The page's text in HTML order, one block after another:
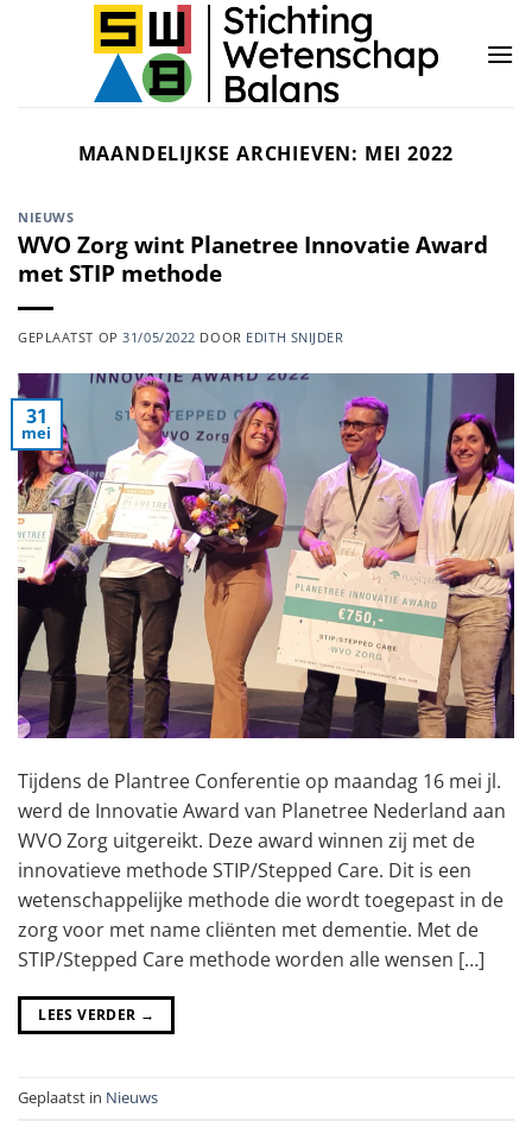
MAANDELIJKSE ARCHIEVEN: MEI 2022
NIEUWS
WVO Zorg wint Planetree Innovatie Award
met STIP methode
GEPLAATST OP31/05/2022 DOOR EDITH SNIJDER
31
mei
Tijdens de Plantree Conferentie op maandag 16 mei jl.
werd de Innovatie Award van Planetree Nederland aan
WVO Zorg uitgereikt. Deze award winnen zij met de
innovatieve methode STIP/Stepped Care. Dit is een
wetenschappelijke methode die wordt toegepast in de
zorg voor met name cliënten met dementie. Met de
STIP/Stepped Care methode worden alle wensen […]
LEES VERDER →
Geplaatst in Nieuws